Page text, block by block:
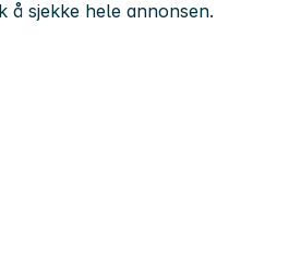
sjekke hele annonsen.